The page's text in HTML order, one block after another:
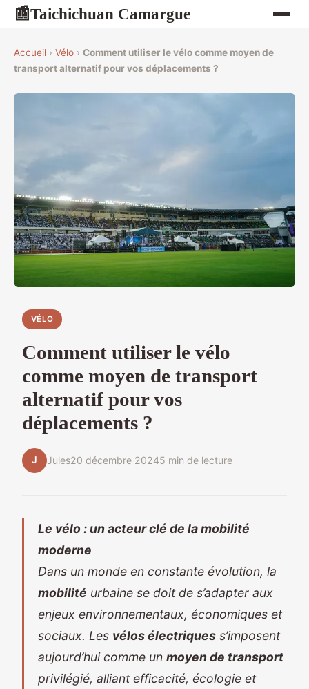
📰Taichichuan Camargue
Accueil › Vélo › Comment utiliser le vélo comme moyen de
transport alternatif pour vos déplacements ?
VÉLO
Comment utiliser le vélo
comme moyen de transport
alternatif pour vos
déplacements ?
J Jules20 décembre 20245 min de lecture
Le vélo : un acteur clé de la mobilité
moderne
Dans un monde en constante évolution, la
mobilité urbaine se doit de s’adapter aux
enjeux environnementaux, économiques et
sociaux. Les vélos électriques s’imposent
aujourd’hui comme un moyen de transport
privilégié, alliant efficacité, écologie et